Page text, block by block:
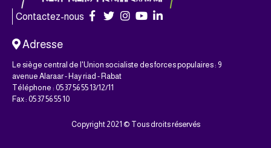
Contactez-nous
Adresse
Le siège central de l'Union socialiste des forces populaires : 9
avenue Alaraar - Hay riad - Rabat
Téléphone : 05 37 56 55 13/12/11
Fax : 05 37 56 55 10
Copyright 2021 © Tous droits réservés